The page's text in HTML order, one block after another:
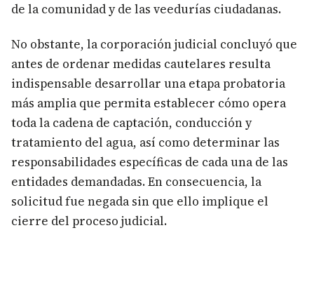
de la comunidad y de las veedurías ciudadanas.
No obstante, la corporación judicial concluyó que
antes de ordenar medidas cautelares resulta
indispensable desarrollar una etapa probatoria
más amplia que permita establecer cómo opera
toda la cadena de captación, conducción y
tratamiento del agua, así como determinar las
responsabilidades específicas de cada una de las
entidades demandadas. En consecuencia, la
solicitud fue negada sin que ello implique el
cierre del proceso judicial.